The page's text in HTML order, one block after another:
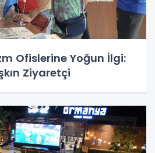
Ofislerine Yoğun İlgi:
Ziyaretçi